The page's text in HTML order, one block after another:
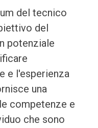
del tecnico
del
potenziale
e l'esperienza
una
competenze e
che sono